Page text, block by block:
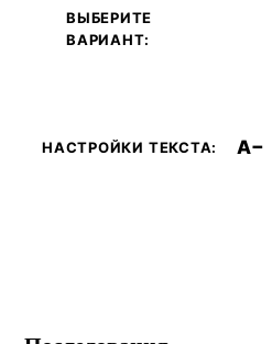
ВЫБЕРИТЕ
ВАРИАНТ:
НАСТРОЙКИ ТЕКСТА: A−